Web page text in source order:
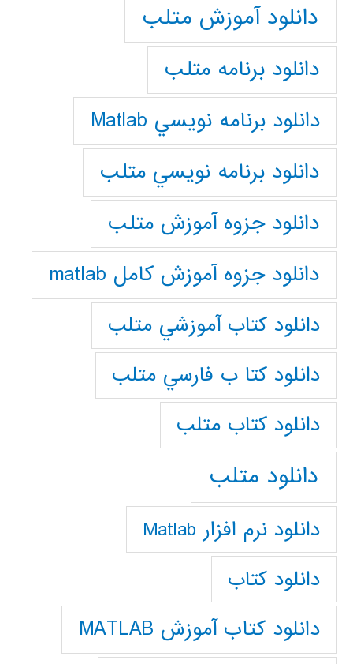
دانلود آموزش متلب
دانلود برنامه متلب
دانلود برنامه نويسي Matlab
دانلود برنامه نويسي متلب
دانلود جزوه آموزش متلب
دانلود جزوه آموزش کامل matlab
دانلود كتاب آموزشي متلب
دانلود كتا ب فارسي متلب
دانلود كتاب متلب
دانلود متلب
دانلود نرم افزار Matlab
دانلود کتاب
دانلود کتاب آموزش MATLAB